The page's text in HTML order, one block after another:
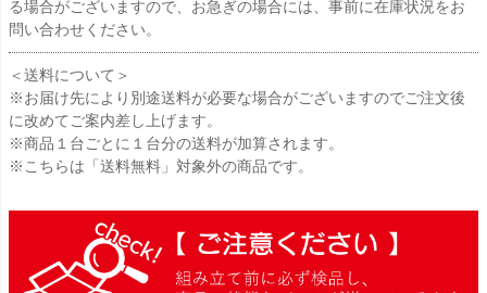
る場合がございますので、お急ぎの場合には、事前に在庫状況をお
問い合わせください。
＜送料について＞
※お届け先により別途送料が必要な場合がございますのでご注文後
に改めてご案内差し上げます。
※商品１台ごとに１台分の送料が加算されます。
※こちらは「送料無料」対象外の商品です。